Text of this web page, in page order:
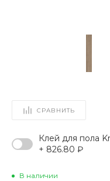
СРАВНИТЬ
Клей для пола
+ 826.80 ₽
В наличии